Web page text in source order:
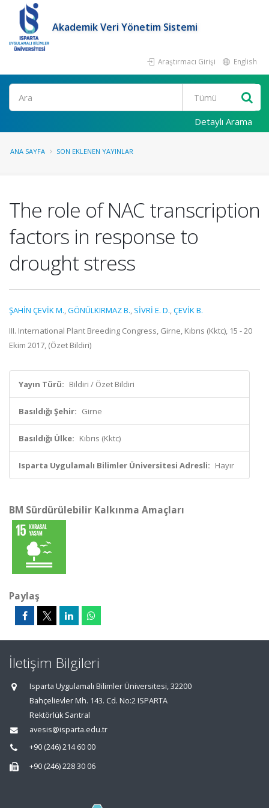
Akademik Veri Yönetim Sistemi
Araştırmacı Girişi English
Ara
Detaylı Arama
ANA SAYFA SON EKLENEN YAYINLAR
The role of NAC transcription
factors in response to
drought stress
ŞAHİN ÇEVİK M.,GÖNÜLKIRMAZ B., SİVRİ E. D.,ÇEVİK B.
III. International Plant Breeding Congress, Girne, Kıbrıs (Kktc), 15 - 20
Ekim 2017, (Özet Bildiri)
Yayın Türü: Bildiri / Özet Bildiri
Basıldığı Şehir: Girne
Basıldığı Ülke: Kıbrıs (Kktc)
Isparta Uygulamalı Bilimler Üniversitesi Adresli: Hayır
BM Sürdürülebilir Kalkınma Amaçları
Paylaş
İletişim Bilgileri
Isparta Uygulamalı Bilimler Üniversitesi, 32200
Bahçelievler Mh. 143. Cd. No:2 ISPARTA
Rektörlük Santral
avesis@isparta.edu.tr
+90 (246) 214 60 00
+90 (246) 228 30 06